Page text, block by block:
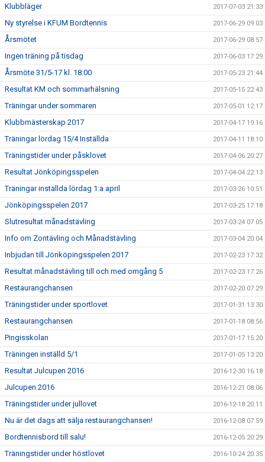
Klubbläger 2017-07-03 21:33
Ny styrelse i KFUM Bordtennis 2017-06-29 09:03
Årsmötet 2017-06-29 08:57
Ingen träning på tisdag 2017-06-03 17:29
Årsmöte 31/5-17 kl. 18:00 2017-05-23 21:44
Resultat KM och sommarhälsning 2017-05-15 22:43
Träningar under sommaren 2017-05-01 12:17
Klubbmästerskap 2017 2017-04-17 19:16
Träningar lördag 15/4 Inställda 2017-04-11 18:10
Träningstider under påsklovet 2017-04-06 20:27
Resultat Jönköpingsspelen 2017-04-04 22:13
Träningar inställda lördag 1:a april 2017-03-26 10:51
Jönköpingsspelen 2017 2017-03-25 17:18
Slutresultat månadstävling 2017-03-24 07:05
Info om Zontävling och Månadstävling 2017-03-04 20:04
Inbjudan till Jönköpingsspelen 2017 2017-02-23 17:32
Resultat månadstävling till och med omgång 5 2017-02-23 17:26
Restaurangchansen 2017-02-20 07:29
Träningstider under sportlovet 2017-01-31 13:30
Restaurangchansen 2017-01-18 08:56
Pingisskolan 2017-01-17 15:20
Träningen inställd 5/1 2017-01-05 13:20
Resultat Julcupen 2016 2016-12-30 16:18
Julcupen 2016 2016-12-21 08:06
Träningstider under jullovet 2016-12-18 20:11
Nu är det dags att sälja restaurangchansen! 2016-12-08 07:59
Bordtennisbord till salu! 2016-12-05 20:29
Träningstider under höstlovet 2016-10-24 20:35